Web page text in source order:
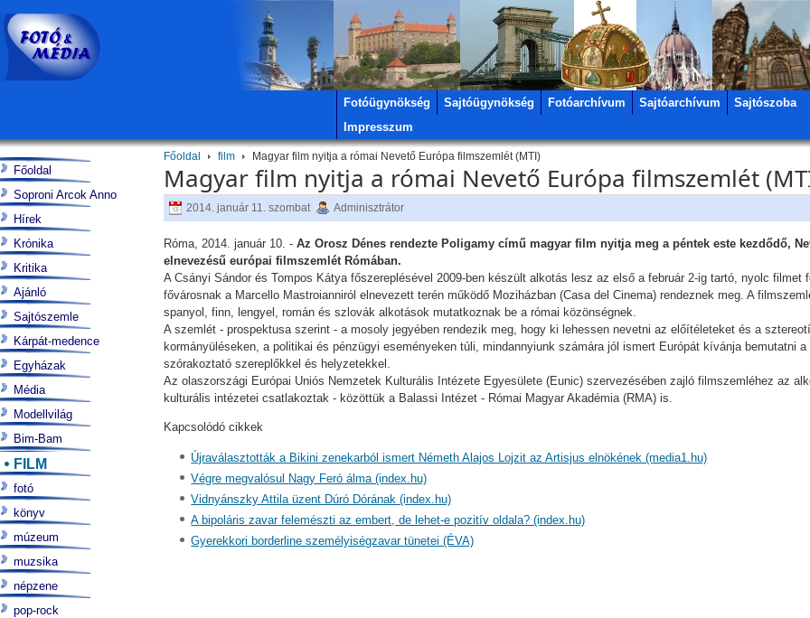
Fotóügynökség Sajtóügynökség Fotóarchívum Sajtóarchívum
Sajtószoba
Impresszum
Főoldal film Magyar film nyitja a római Nevető Európa filmszemlét (MTI)
Magyar film nyitja a római Nevető Európa filmszemlét
2014. január 11. szombat Adminisztrátor
Róma, 2014. január 10. -Az Orosz Dénes rendezte Poligamy című magyar film nyitja meg a péntek este kezdődő,
elnevezésű európai filmszemlét Rómában.
A Csányi Sándor és Tompos Kátya főszereplésével 2009-ben készült alkotás lesz az első a február 2-ig tartó, nyolc filmet
fővárosnak a Marcello Mastroianniról elnevezett terén működő Moziházban (Casa del Cinema) rendeznek meg. A
spanyol, finn, lengyel, román és szlovák alkotások mutatkoznak be a római közönségnek.
A szemlét - prospektusa szerint - a mosoly jegyében rendezik meg, hogy ki lehessen nevetni az előítéleteket és a
kormányüléseken, a politikai és pénzügyi eseményeken túli, mindannyiunk számára jól ismert Európát kívánja bemutatni
szórakoztató szereplőkkel és helyzetekkel.
Az olaszországi Európai Uniós Nemzetek Kulturális Intézete Egyesülete (Eunic) szervezésében zajló filmszemléhez az
kulturális intézetei csatlakoztak - közöttük a Balassi Intézet - Római Magyar Akadémia (RMA) is.
Kapcsolódó cikkek
Újraválasztották a Bikini zenekarból ismert Németh Alajos Lojzit az Artisjus elnökének (media1.hu)
Végre megvalósul Nagy Feró álma (index.hu)
Vidnyánszky Attila üzent Dúró Dórának (index.hu)
A bipoláris zavar felemészti az embert, de lehet-e pozitív oldala? (index.hu)
Gyerekkori borderline személyiségzavar tünetei (ÉVA)
Főoldal
Soproni Arcok Anno
Hírek
Krónika
Kritika
Ajánló
Sajtószemle
Kárpát-medence
Egyházak
Média
Modellvilág
Bim-Bam
FILM
fotó
könyv
múzeum
muzsika
népzene
pop-rock